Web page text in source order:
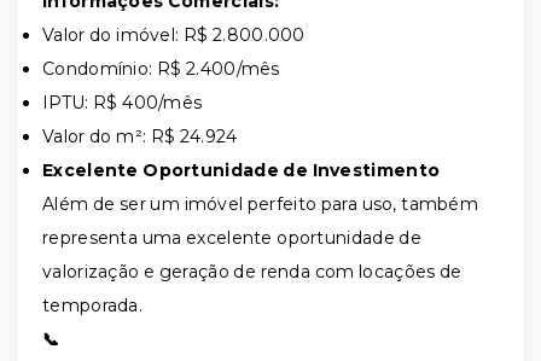
Valor do imóvel: R$ 2.800.000
Condomínio: R$ 2.400/mês
IPTU: R$ 400/mês
Valor do m²: R$ 24.924
Excelente Oportunidade de Investimento
Além de ser um imóvel perfeito para uso, também
representa uma excelente oportunidade de
valorização e geração de renda com locações de
temporada.
📞